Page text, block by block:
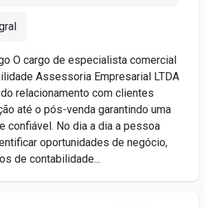
O cargo de especialista comercial
Assessoria Empresarial LTDA
relacionamento com clientes
até o pós-venda garantindo uma
confiável. No dia a dia a pessoa
oportunidades de negócio,
de contabilidade...